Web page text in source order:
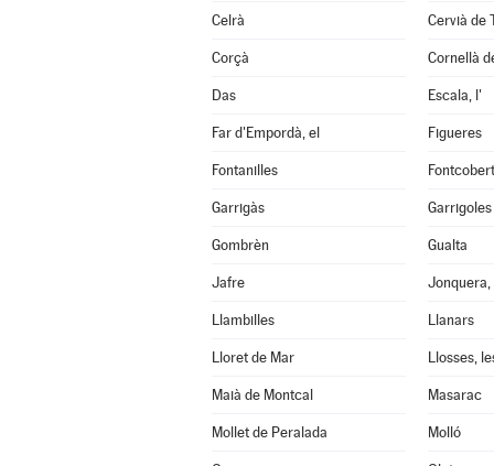
Celrà Cervià de
Corçà Cornellà
Das Escala, l'
Far d'Empordà, el Figueres
Fontanilles
Garrigàs Garrigoles
Gombrèn Gualta
Jafre Jonquera,
Llambilles Llanars
Lloret de Mar Llosses,
Maià de Montcal Masarac
Mollet de Peralada Molló